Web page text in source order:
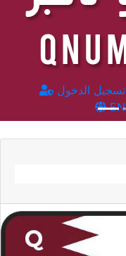
تسجيل الدخول
EN